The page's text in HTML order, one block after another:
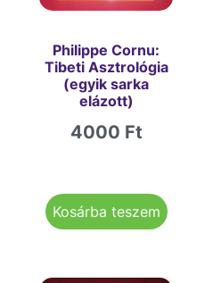
Philippe Cornu:
Tibeti Asztrológia
(egyik sarka
elázott)
4000 Ft
Kosárba teszem